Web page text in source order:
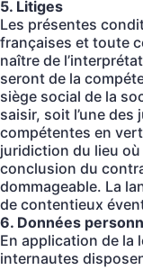
5. Litiges
Les présentes
françaises et toute
naître de
seront de la
siège social de la
saisir, soit l’une
compétentes en
juridiction du lieu
conclusion du
dommageable. La
de contentieux
6. Données
En application de la
internautes